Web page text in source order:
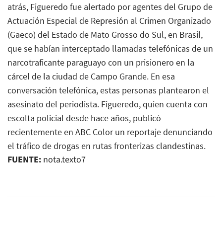
atrás, Figueredo fue alertado por agentes del Grupo de
Actuación Especial de Represión al Crimen Organizado
(Gaeco) del Estado de Mato Grosso do Sul, en Brasil,
que se habían interceptado llamadas telefónicas de un
narcotraficante paraguayo con un prisionero en la
cárcel de la ciudad de Campo Grande. En esa
conversación telefónica, estas personas plantearon el
asesinato del periodista. Figueredo, quien cuenta con
escolta policial desde hace años, publicó
recientemente en ABC Color un reportaje denunciando
el tráfico de drogas en rutas fronterizas clandestinas.
FUENTE: nota.texto7